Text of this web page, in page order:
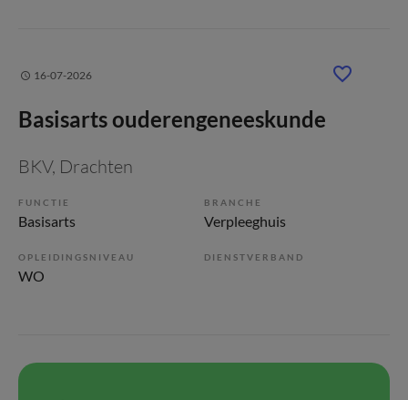
16-07-2026
Basisarts ouderengeneeskunde
BKV, Drachten
FUNCTIE
Basisarts
BRANCHE
Verpleeghuis
OPLEIDINGSNIVEAU
WO
DIENSTVERBAND